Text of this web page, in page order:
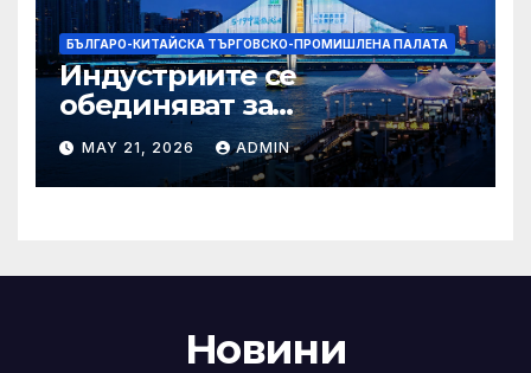
БЪЛГАРО-КИТАЙСКА ТЪРГОВСКО-ПРОМИШЛЕНА ПАЛАТА
Индустриите се
обединяват за
висококачествен растеж на
културния и
туристическия сектор
MAY 21, 2026 ADMIN
Новини